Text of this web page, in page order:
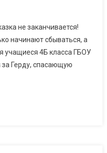
не заканчивается!
начинают сбываться, а
учащиеся 4Б класса ГБОУ
Герду, спасающую